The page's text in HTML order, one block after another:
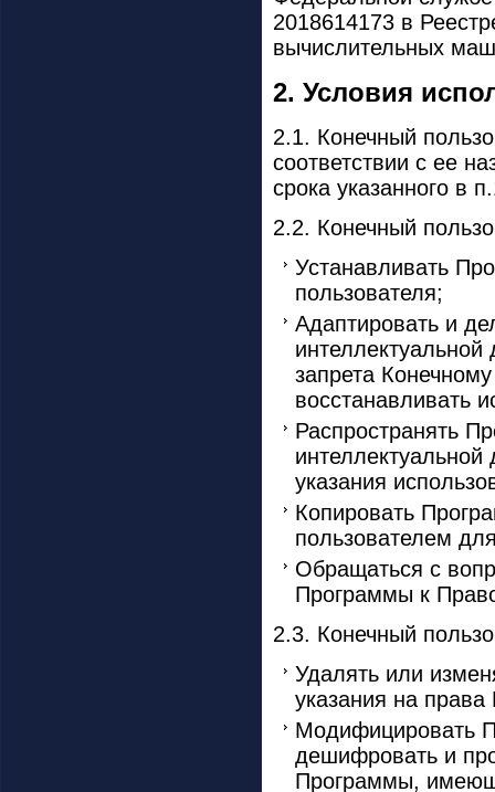
2018614173 в
вычислительных
2. Условия
2.1. Конечный
соответствии с ее
срока указанного в
2.2. Конечный
Устанавливать
пользователя;
Адаптировать и
интеллектуальной
запрета
восстанавливать
Распространять
интеллектуальной
указания
Копировать
пользователем
Обращаться с
Программы к
2.3. Конечный
Удалять или
указания на
Модифицировать
дешифровать и
Программы,